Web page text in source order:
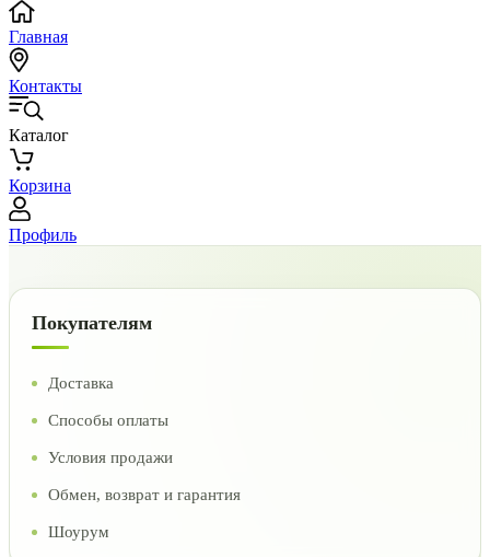
Главная
Контакты
Каталог
Корзина
Профиль
Покупателям
Доставка
Способы оплаты
Условия продажи
Обмен, возврат и гарантия
Шоурум